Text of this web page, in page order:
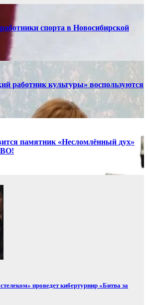
спорта в Новосибирской
работник культуры» воспользуются
памятник «Несломлённый дух»
проведет кибертурнир «Битва за